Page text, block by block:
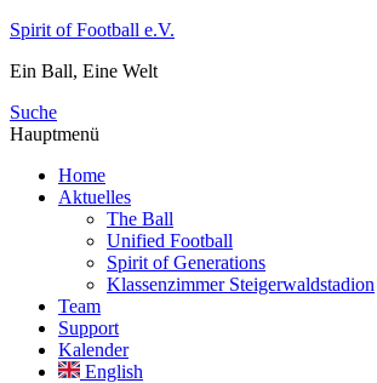
Zum
springen
Spirit of Football e.V.
Ein Ball, Eine Welt
Suche
Hauptmenü
Home
Aktuelles
The Ball
Unified Football
Spirit of Generations
Klassenzimmer Steigerwaldstadion
Team
Support
Kalender
English